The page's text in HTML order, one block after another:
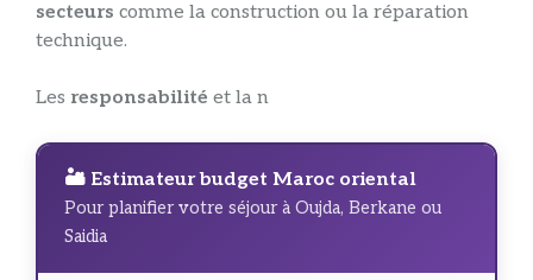
secteurs comme la construction ou la réparation
technique.
Les responsabilité et la n
🏜️ Estimateur budget Maroc oriental
Pour planifier votre séjour à Oujda, Berkane ou
Saidia